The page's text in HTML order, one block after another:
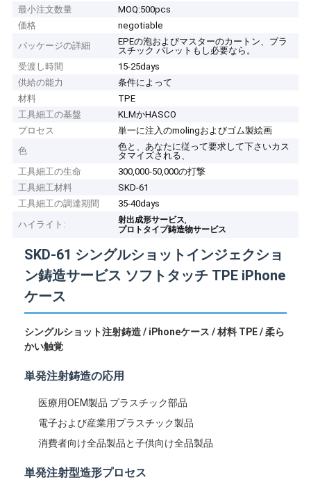
最小注文数量
MOQ:500pcs
価格
negotiable
パッケージの詳細
EPEの泡およびマスターのカートン、プラ
スチック パレットもし必要なら。
受渡し時間
15-25days
供給の能力
条件によって
材料
TPE
工具細工の基盤
KLMかHASCO
プロセス
単一に注入のmolingおよびゴム製絵画
色
色と、あなたに従って要求して下さいカス
タマイズされる、
工具細工の生命
300,000-50,000の打撃
工具細工材料
SKD-61
工具細工の調達期間
35-40days
ハイライト:
射出成形サービス,
プロトタイプ鋳造物サービス
SKD-61 シングルショットインジェクショ
ン鋳造サービス ソフトタッチ TPE iPhone
ケース
シングルショット注射鋳造 / iPhoneケース / 材料 TPE / 柔ら
かい触覚
単発注射鋳造の応用
医療用OEM製品 プラスチック部品
電子および産業用プラスチック製品
消費者向け全品製品と子供向け全品製品
単発注射型造形プロセス